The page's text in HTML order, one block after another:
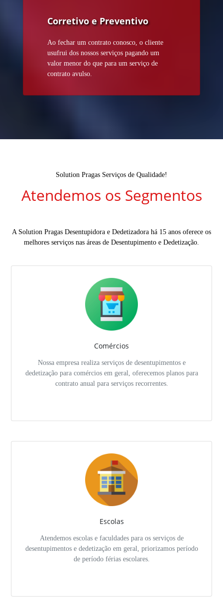
Corretivo e Preventivo
Ao fechar um contrato conosco, o cliente
usufrui dos nossos serviços pagando um
valor menor do que para um serviço de
contrato avulso.
Solution Pragas Serviços de Qualidade!
Atendemos os Segmentos
A Solution Pragas Desentupidora e Dedetizadora há 15 anos oferece os
melhores serviços nas áreas de Desentupimento e Dedetização.
Comércios
Nossa empresa realiza serviços de desentupimentos e
dedetização para comércios em geral, oferecemos planos para
contrato anual para serviços recorrentes.
Escolas
Atendemos escolas e faculdades para os serviços de
desentupimentos e dedetização em geral, priorizamos período
de período férias escolares.